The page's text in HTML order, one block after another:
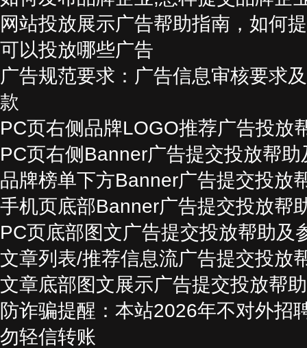
网站投放展示广告帮助指南，如何
可以投放哪些广告
广告规范要求：广告信息审核要求
款
PC页右侧品牌LOGO推荐广告投放
PC页右侧Banner广告提交投放帮助
品牌榜单下方Banner广告提交投放
手机页底部Banner广告提交投放帮
PC页底部图文广告提交投放帮助及
文章列表/推荐信息流广告提交投放
文章底部图文展示广告提交投放帮
防诈骗提醒：本站2026年不对外招
勿轻信转账